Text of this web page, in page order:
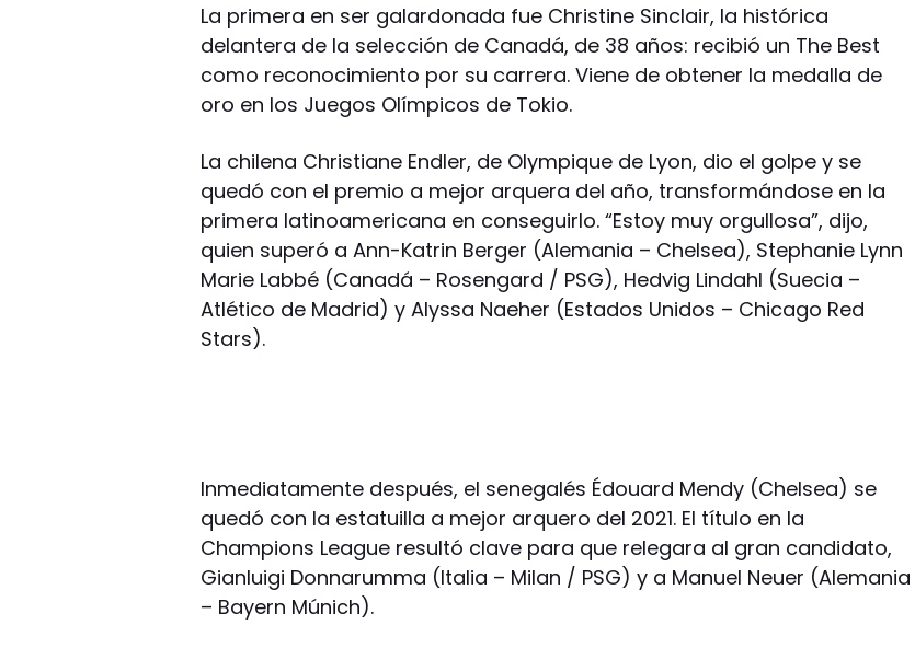
La primera en ser galardonada fue Christine Sinclair, la histórica
delantera de la selección de Canadá, de 38 años: recibió un The Best
como reconocimiento por su carrera. Viene de obtener la medalla de
oro en los Juegos Olímpicos de Tokio.
La chilena Christiane Endler, de Olympique de Lyon, dio el golpe y se
quedó con el premio a mejor arquera del año, transformándose en la
primera latinoamericana en conseguirlo. “Estoy muy orgullosa”, dijo,
quien superó a Ann-Katrin Berger (Alemania – Chelsea), Stephanie Lynn
Marie Labbé (Canadá – Rosengard / PSG), Hedvig Lindahl (Suecia –
Atlético de Madrid) y Alyssa Naeher (Estados Unidos – Chicago Red
Stars).
Inmediatamente después, el senegalés Édouard Mendy (Chelsea) se
quedó con la estatuilla a mejor arquero del 2021. El título en la
Champions League resultó clave para que relegara al gran candidato,
Gianluigi Donnarumma (Italia – Milan / PSG) y a Manuel Neuer (Alemania
– Bayern Múnich).